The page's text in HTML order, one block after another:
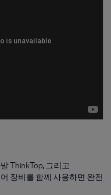
ThinkTop, 그리고
장비를 함께 사용하면 완전